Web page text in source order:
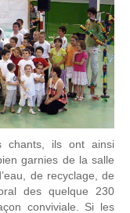
chants, ils ont ainsi
garnies de la salle
de recyclage, de
des quelque 230
conviviale. Si les